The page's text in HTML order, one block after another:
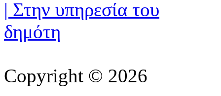
Copyright © 2026